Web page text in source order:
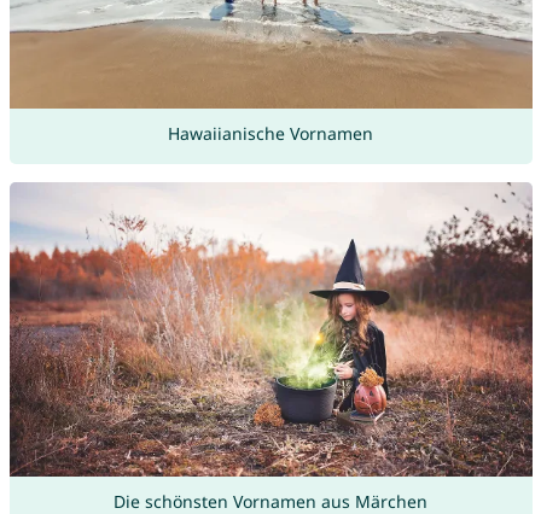
Hawaiianische Vornamen
Die schönsten Vornamen aus Märchen